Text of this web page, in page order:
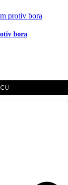
bora